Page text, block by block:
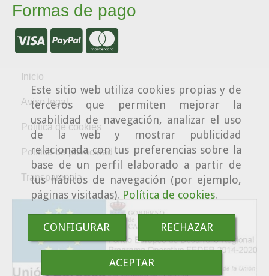
Este sitio web utiliza cookies propias y de
terceros que permiten mejorar la
usabilidad de navegación, analizar el uso
de la web y mostrar publicidad
relacionada con tus preferencias sobre la
base de un perfil elaborado a partir de
tus hábitos de navegación (por ejemplo,
páginas visitadas). Política de cookies.
CONFIGURAR RECHAZAR
ACEPTAR
Formas de pago
Inicio
Aviso legal
Política de cookies
Política de privacidad
Transparencia